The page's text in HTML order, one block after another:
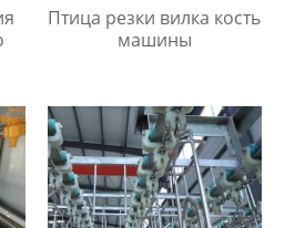
Птица резки вилка кость
машины